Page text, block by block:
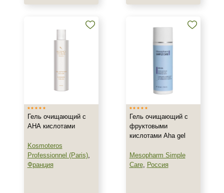
Гликолевый
Молочный
Мультикислотный
Класс косметики
Гель очищающий с
АНА кислотами
Kosmoteros
Professionnel (Paris),
Франция
Гель очищающий с
фруктовыми
кислотами Aha gel
Mesopharm Simple
Care, Россия